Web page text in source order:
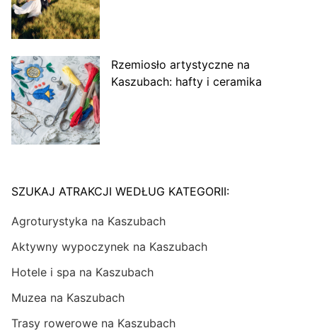
Rzemiosło artystyczne na
Kaszubach: hafty i ceramika
SZUKAJ ATRAKCJI WEDŁUG KATEGORII:
Agroturystyka na Kaszubach
Aktywny wypoczynek na Kaszubach
Hotele i spa na Kaszubach
Muzea na Kaszubach
Trasy rowerowe na Kaszubach